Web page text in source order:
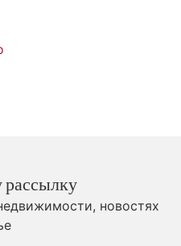
новостях